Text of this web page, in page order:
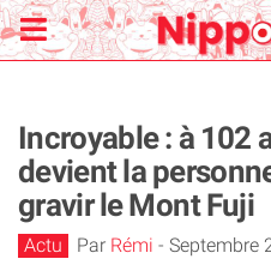
Incroyable : à 102
devient la
gravir le Mont Fuji
Actu Par Rémi - Septembre